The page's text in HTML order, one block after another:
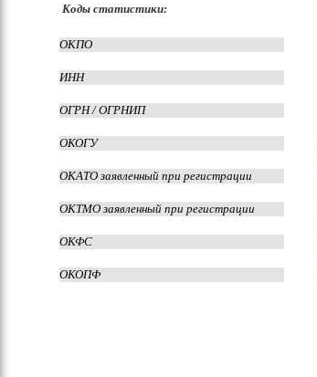
Коды статистики:
ОКПО
ИНН
ОГРН / ОГРНИП
ОКОГУ
ОКАТО заявленный при регистрации
ОКТМО заявленный при регистрации
ОКФС
ОКОПФ